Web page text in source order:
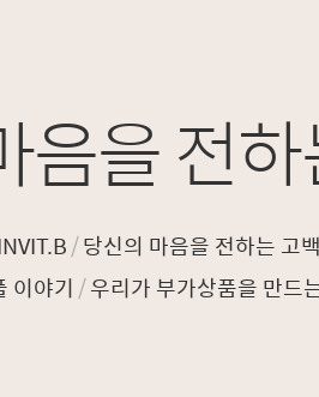
음을 전
/당신의 마음을 전하는 고
이야기 /우리가 부가상품을 만드